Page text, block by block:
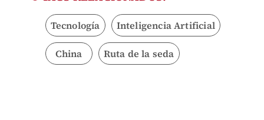
Tecnología Inteligencia Artificial
China Ruta de la seda